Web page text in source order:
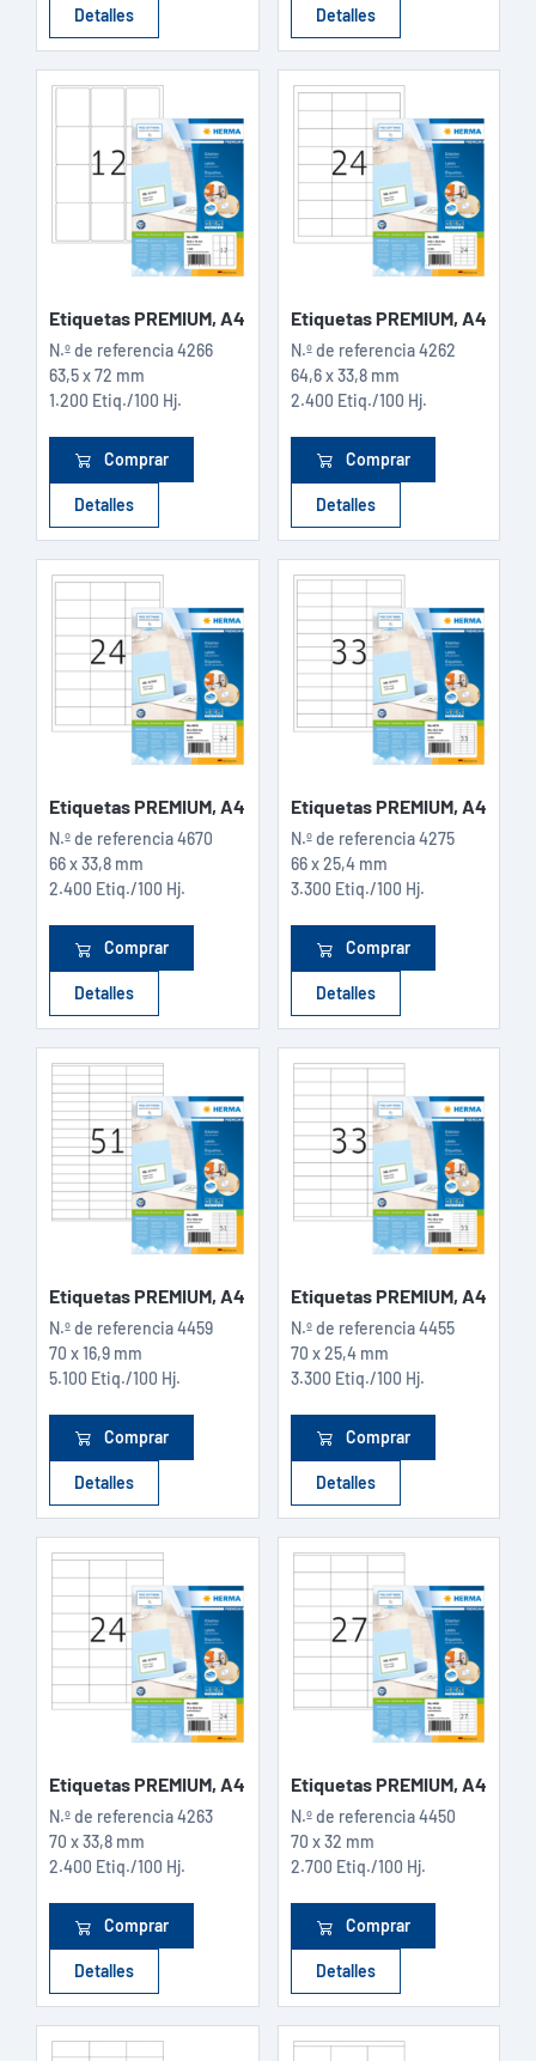
Detalles Detalles
Etiquetas PREMIUM, A4
N.º de referencia4266
63,5 x 72 mm
1.200 Etiq./100 Hj.
Comprar
Detalles
Etiquetas PREMIUM, A4
N.º de referencia 4262
64,6 x 33,8 mm
2.400 Etiq./100 Hj.
Comprar
Detalles
Etiquetas PREMIUM, A4
N.º de referencia4670
66 x 33,8 mm
2.400 Etiq./100 Hj.
Comprar
Detalles
Etiquetas PREMIUM, A4
N.º de referencia 4275
66 x 25,4 mm
3.300 Etiq./100 Hj.
Comprar
Detalles
Etiquetas PREMIUM, A4
N.º de referencia4459
70 x 16,9 mm
5.100 Etiq./100 Hj.
Comprar
Detalles
Etiquetas PREMIUM, A4
N.º de referencia 4455
70 x 25,4 mm
3.300 Etiq./100 Hj.
Comprar
Detalles
Etiquetas PREMIUM, A4
N.º de referencia4263
70 x 33,8 mm
2.400 Etiq./100 Hj.
Comprar
Detalles
Etiquetas PREMIUM, A4
N.º de referencia 4450
70 x 32 mm
2.700 Etiq./100 Hj.
Comprar
Detalles